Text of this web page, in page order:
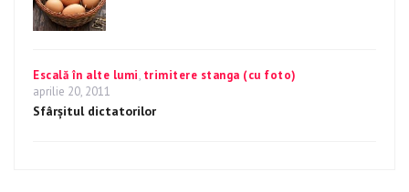
Categories
Escală în alte lumi, trimitere stanga (cu foto)
Posted
on
aprilie 20, 2011
Sfârșitul dictatorilor